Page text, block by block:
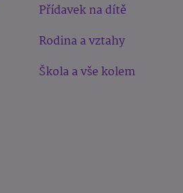
Přídavek na dítě
Rodina a vztahy
Škola a vše kolem